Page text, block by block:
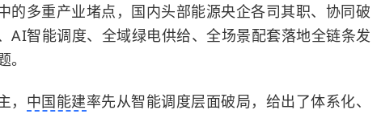
的多重产业堵点，国内头部能源央企各司其职、协同破
AI智能调度、全域绿电供给、全场景配套落地全链条发
中国能建率先从智能调度层面破局，给出了体系化、